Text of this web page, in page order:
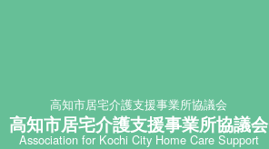
高知市居宅介護支援事業所協議会
高知市居宅介護支援事業所協議会
Association for Kochi City Home Care Support